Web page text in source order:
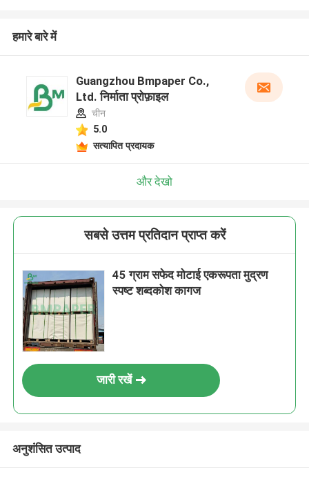
हमारे बारे में
Guangzhou Bmpaper Co.,
Ltd. निर्माता प्रोफ़ाइल
चीन
5.0
सत्यापित प्रदायक
और देखो
सबसे उत्तम प्रतिदान प्राप्त करें
45 ग्राम सफेद मोटाई एकरूपता मुद्रण
स्पष्ट शब्दकोश कागज
जारी रखें
अनुशंसित उत्पाद